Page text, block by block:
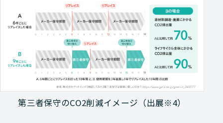
第三者保守のCO2削減イメージ（出展※4）